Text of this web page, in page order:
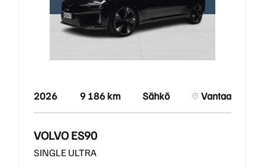
2026 9 186 km Sähkö Vantaa
VOLVO ES90
SINGLE ULTRA